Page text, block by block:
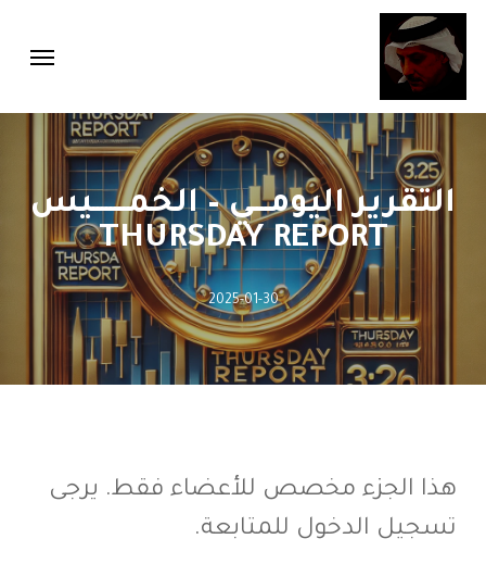
Skip
main
content
التقرير اليومــــي – الخمــــــــيس
THURSDAY REPORT
2025-01-30
هذا الجزء مخصص للأعضاء فقط. يرجى
تسجيل الدخول للمتابعة.
Menu